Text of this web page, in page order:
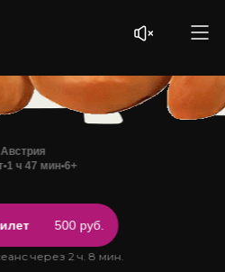
Австрия
•1 ч 47 мин•6+
500 руб.
через 2 ч. 8 мин.